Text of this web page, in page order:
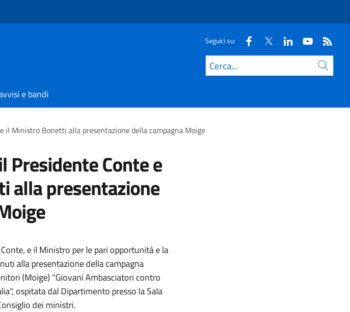
Seguici su:
Cerca
e bandi
il Ministro Bonetti alla presentazione della campagna Moige
Presidente Conte e
alla presentazione
e il Ministro per le pari opportunità e la
alla presentazione della campagna
(Moige) "Giovani Ambasciatori contro
ospitata dal Dipartimento presso la Sala
dei ministri.